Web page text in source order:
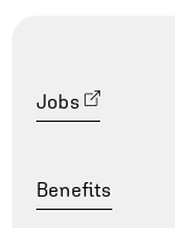
Jobs
Benefits